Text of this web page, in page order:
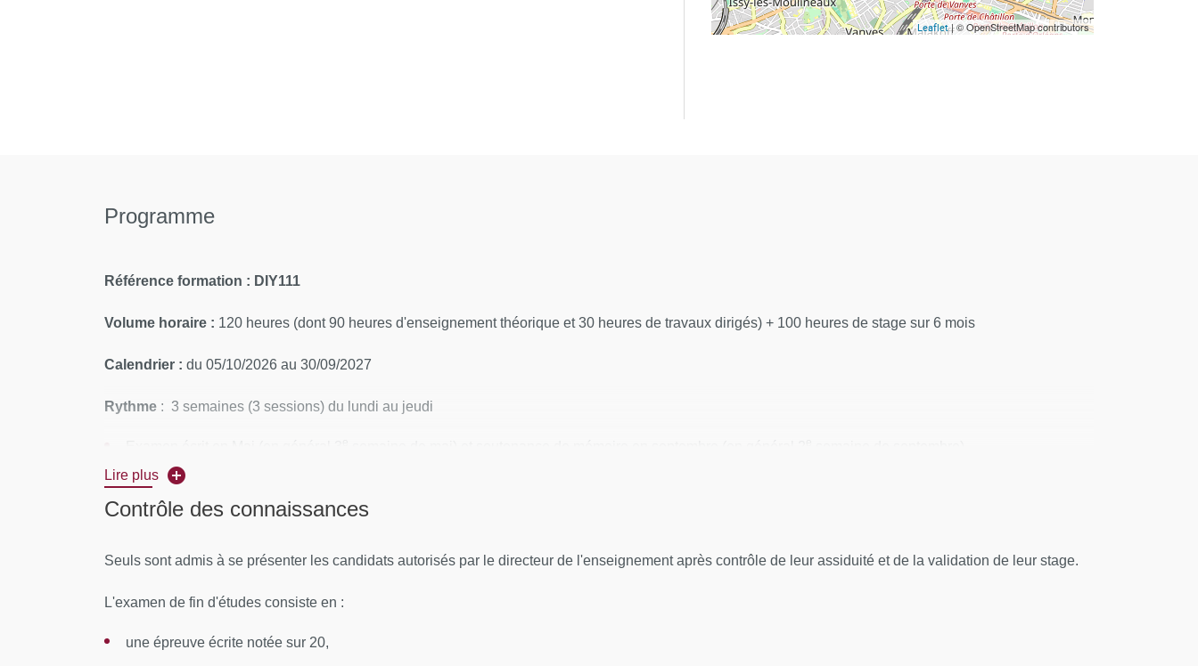
Leaflet| © OpenStreetMap contributors
Programme
Référence formation : DIY111
Volume horaire : 120 heures (dont 90 heures d'enseignement théorique et 30 heures de travaux dirigés) + 100 heures de stage sur 6 mois
Calendrier : du 05/10/2026 au 30/09/2027
Rythme : 3 semaines (3 sessions) du lundi au jeudi
Lieux :Paris et Lyon
Module 1: Bases microbiologiques et méthodologiques, Immunité, Marqueurs de l’infection, Infections digestives et pulmonaires
Module 2: Vaccination, Infections urinaires, Endocardites, Méningites, Infections à Staphylocoque
Module 3: Bactériologie, infections materno-foetales, VIH, Maladies tropicales, Zoonoses, Résistance aux antibiotiques
Lire plus
Contrôle des connaissances
Seuls sont admis à se présenter les candidats autorisés par le directeur de l'enseignement après contrôle de leur assiduité et de la validation de leur stage.
L'examen de fin d'études consiste en :
une épreuve écrite notée sur 20,